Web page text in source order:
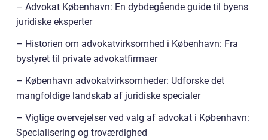
– Advokat København: En dybdegående guide til byens
juridiske eksperter
– Historien om advokatvirksomhed i København: Fra
bystyret til private advokatfirmaer
– København advokatvirksomheder: Udforske det
mangfoldige landskab af juridiske specialer
– Vigtige overvejelser ved valg af advokat i København:
Specialisering og troværdighed